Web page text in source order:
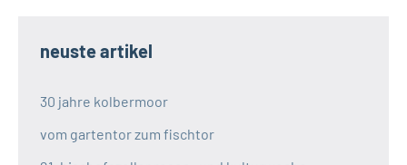
neuste artikel
30 jahre kolbermoor
vom gartentor zum fischtor